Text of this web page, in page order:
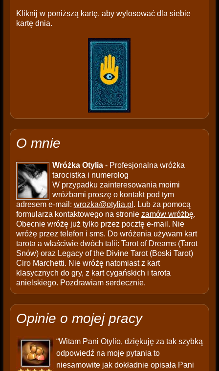
Kliknij w poniższą kartę, aby wylosować dla siebie
kartę dnia.
O mnie
Wróżka Otylia- Profesjonalna wróżka
tarocistka i numerolog
W przypadku zainteresowania moimi
wróżbami proszę o kontakt pod tym
adresem e-mail: wrozka@otylia.pl . Lub za pomocą
formularza kontaktowego na stronie zamów wróżbę.
Obecnie wróżę już tylko przez pocztę e-mail. Nie
wróżę przez telefon i sms. Do wróżenia używam kart
tarota a właściwie dwóch talii: Tarot of Dreams (Tarot
Snów) oraz Legacy of the Divine Tarot (Boski Tarot)
Ciro Marchetti. Nie wróżę natomiast z kart
klasycznych do gry, z kart cygańskich i tarota
anielskiego. Pozdrawiam serdecznie.
Opinie o mojej pracy
“Witam Pani Otylio, dziękuję za tak szybką
odpowiedź na moje pytania to
niesamowite jak dokładnie opisała Pani